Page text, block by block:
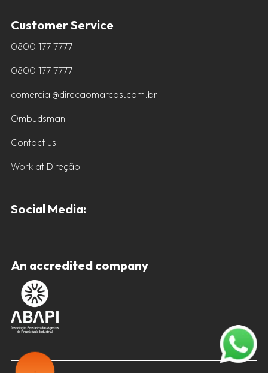
Customer Service
0800 177 7777
0800 177 7777
comercial@direcaomarcas.com.br
Ombudsman
Contact us
Work at Direção
Social Media:
An accredited company